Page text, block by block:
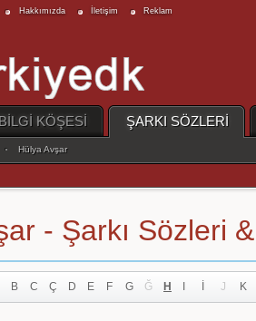
Hakkımızda İletişim Reklam
BİLGİ KÖŞESİ ŞARKI SÖZLERİ
Hülya Avşar
- Şarkı Sözleri
B C Ç D E F G Ğ H J K